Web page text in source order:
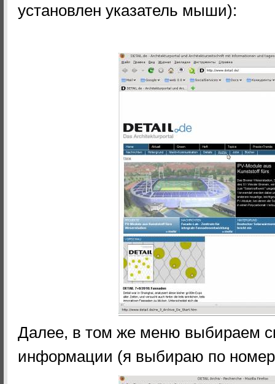
установлен указатель мыши):
Далее, в том же меню выбираем
информации (я выбираю по